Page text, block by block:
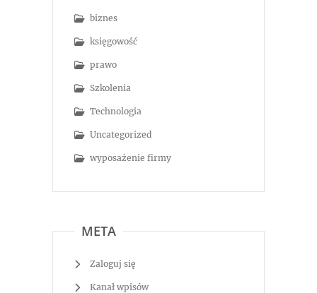
biznes
księgowość
prawo
Szkolenia
Technologia
Uncategorized
wyposażenie firmy
META
Zaloguj się
Kanał wpisów